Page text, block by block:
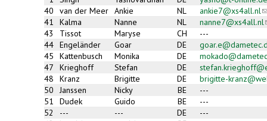
40
van der Meer Ankie NL ankie7@xs4all.nl
41 Kalma Nanne NL nanne7@xs4all.nl
43 Tissot Maryse CH
---
44 Engeländer Goar DE
45
Kattenbusch Monika DE
47
Krieghoff Stefan DE
48
Kranz Brigitte DE
brigitte-
50
Janssen Nicky BE
---
51
Dudek Guido BE
---
52
--- --- DE
---